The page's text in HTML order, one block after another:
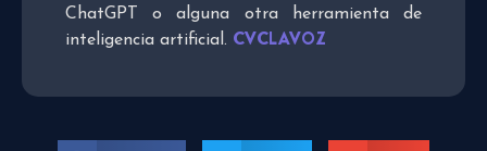
ChatGPT o alguna otra herramienta de
inteligencia artificial. CVCLAVOZ